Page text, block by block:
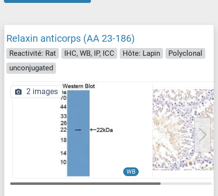
Relaxin anticorps (AA 23-186)
Reactivité: Rat IHC, WB, IP, ICC Hôte: Lapin
Polyclonal
unconjugated
WB
2 images